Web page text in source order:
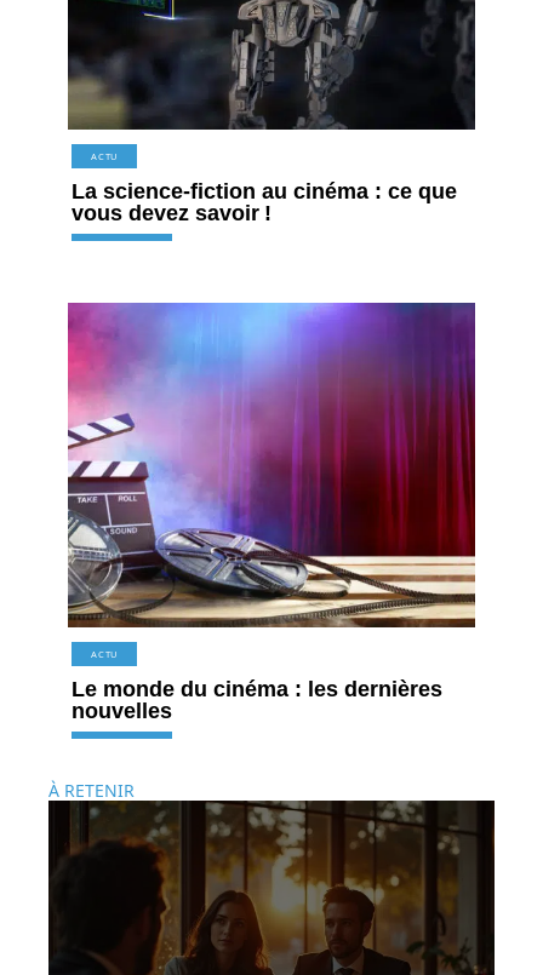
ACTU
La science-fiction au cinéma : ce que
vous devez savoir !
ACTU
Le monde du cinéma : les dernières
nouvelles
À RETENIR